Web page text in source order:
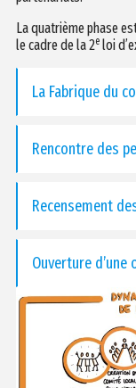
La quatrième phase
le cadre de la 2eloi
La Fabrique du
Rencontre des
Recensement
Ouverture d’une